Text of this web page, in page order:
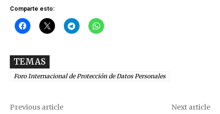
Comparte esto:
TEMAS
Foro Internacional de Protección de Datos Personales
Previous article Next article